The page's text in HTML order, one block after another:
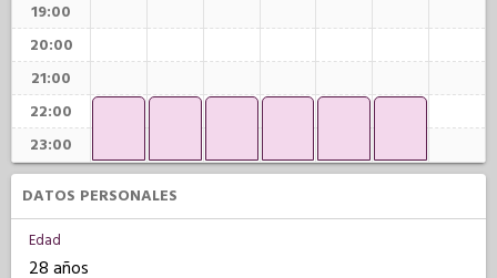
19:00
20:00
21:00
22:00
23:00
DATOS PERSONALES
Edad
28 años